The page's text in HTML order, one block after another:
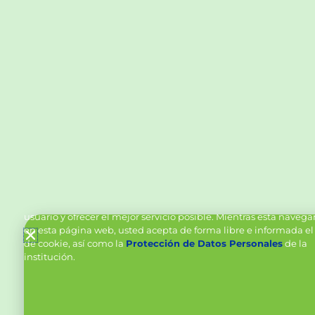
usuario y ofrecer el mejor servicio posible. Mientras está
en esta página web, usted acepta de forma libre e informada el
de cookie, así como la Protección de Datos Personalesde la
institución.